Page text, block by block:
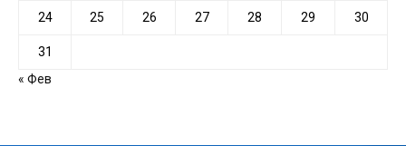
24 25 26 27 28 29 30
31
« Фев